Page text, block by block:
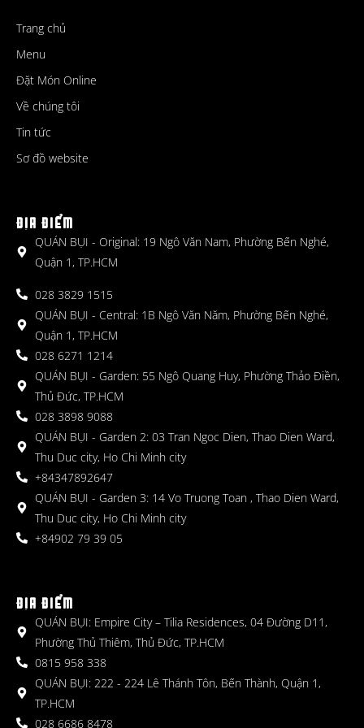
Trang chủ
Menu
Đặt Món Online
Về chúng tôi
Tin tức
Sơ đồ website
ĐỊA ĐIỂM
QUÁN BỤI - Original: 19 Ngô Văn Nam, Phường Bến Nghé,
Quận 1, TP.HCM
028 3829 1515
QUÁN BỤI - Central: 1B Ngô Văn Năm, Phường Bến Nghé,
Quận 1, TP.HCM
028 6271 1214
QUÁN BỤI - Garden: 55 Ngô Quang Huy, Phường Thảo Điền,
Thủ Đức, TP.HCM
028 3898 9088
QUÁN BỤI - Garden 2: 03 Tran Ngoc Dien, Thao Dien Ward,
Thu Duc city, Ho Chi Minh city
+84347892647
QUÁN BỤI - Garden 3: 14 Vo Truong Toan , Thao Dien Ward,
Thu Duc city, Ho Chi Minh city
+84902 79 39 05
ĐỊA ĐIỂM
QUÁN BỤI: Empire City – Tilia Residences, 04 Đường D11,
Phường Thủ Thiêm, Thủ Đức, TP.HCM
0815 958 338
QUÁN BỤI: 222 - 224 Lê Thánh Tôn, Bến Thành, Quận 1,
TP.HCM
028 6686 8478